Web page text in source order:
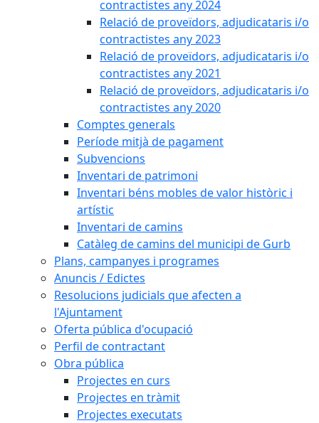
contractistes any 2024
Relació de proveïdors, adjudicataris i/o
contractistes any 2023
Relació de proveïdors, adjudicataris i/o
contractistes any 2021
Relació de proveïdors, adjudicataris i/o
contractistes any 2020
Comptes generals
Període mitjà de pagament
Subvencions
Inventari de patrimoni
Inventari béns mobles de valor històric i
artístic
Inventari de camins
Catàleg de camins del municipi de Gurb
Plans, campanyes i programes
Anuncis / Edictes
Resolucions judicials que afecten a
l'Ajuntament
Oferta pública d'ocupació
Perfil de contractant
Obra pública
Projectes en curs
Projectes en tràmit
Projectes executats